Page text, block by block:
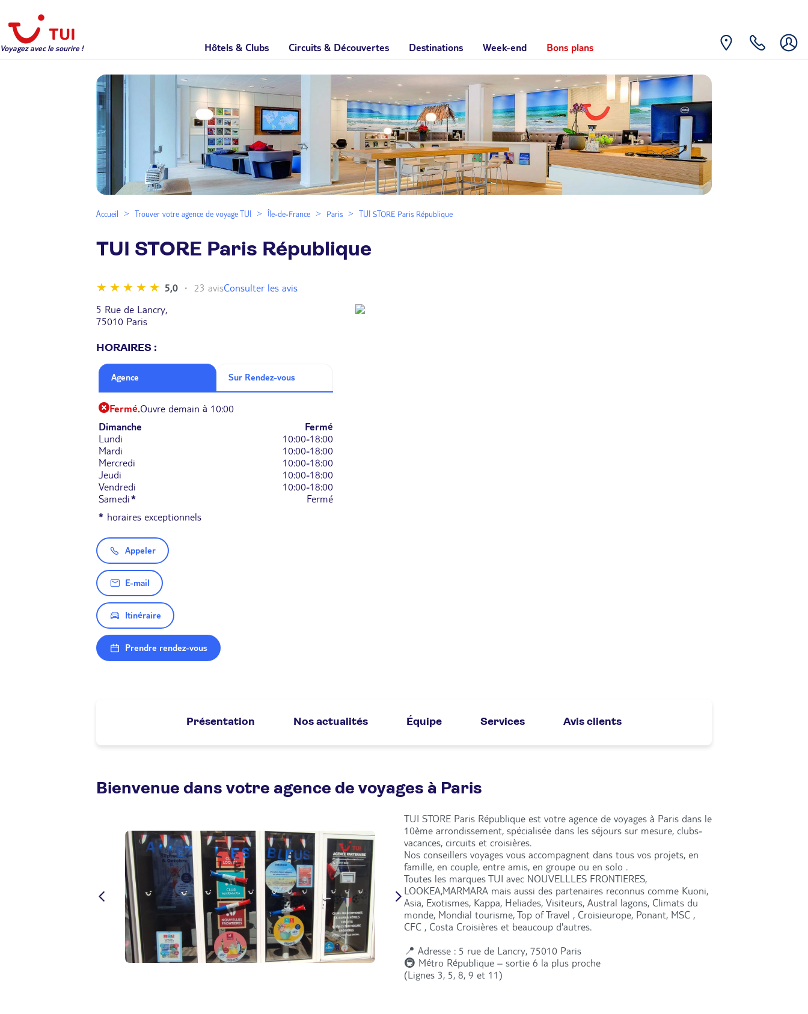
Voyagez avec le sourire ! Hôtels & Clubs Circuits & Découvertes Destinations Week-end Bons plans
Accueil Trouver votre agence de voyage TUI Île-de-France Paris TUI STORE Paris République
TUI STORE Paris République
5,0 23 avisConsulter les avis
5 Rue de Lancry,
75010 Paris
HORAIRES :
Agence Sur Rendez-vous
Fermé.Ouvre demain à 10:00
Dimanche
Fermé
Lundi
10:00-18:00
Mardi
10:00-18:00
Mercredi
10:00-18:00
Jeudi
10:00-18:00
Vendredi
10:00-18:00
Samedi*
Fermé
* horaires exceptionnels
Appeler
E-mail
Itinéraire
Prendre rendez-vous
Présentation Nos actualités Équipe Services Avis clients
Bienvenue dans votre agence de voyages à Paris
TUI STORE Paris République est votre agence de voyages à Paris dans le
10ème arrondissement, spécialisée dans les séjours sur mesure, clubs-
vacances, circuits et croisières.
Nos conseillers voyages vous accompagnent dans tous vos projets, en
famille, en couple, entre amis, en groupe ou en solo .
Toutes les marques TUI avec NOUVELLLES FRONTIERES,
LOOKEA,MARMARA mais aussi des partenaires reconnus comme Kuoni,
Asia, Exotismes, Kappa, Heliades, Visiteurs, Austral lagons, Climats du
monde, Mondial tourisme, Top of Travel , Croisieurope, Ponant, MSC ,
CFC , Costa Croisières et beaucoup d'autres.
📍 Adresse : 5 rue de Lancry, 75010 Paris
🚇 Métro République – sortie 6 la plus proche
(Lignes 3, 5, 8, 9 et 11)